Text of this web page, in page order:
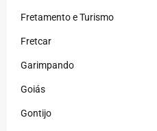
Fretamento e Turismo
Fretcar
Garimpando
Goiás
Gontijo